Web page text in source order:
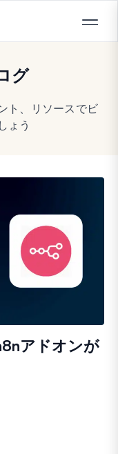
グ
ト、リソースでビ
ょう
アドオンが